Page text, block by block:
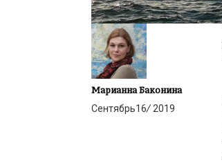
Марианна Баконина
Сентябрь16/ 2019